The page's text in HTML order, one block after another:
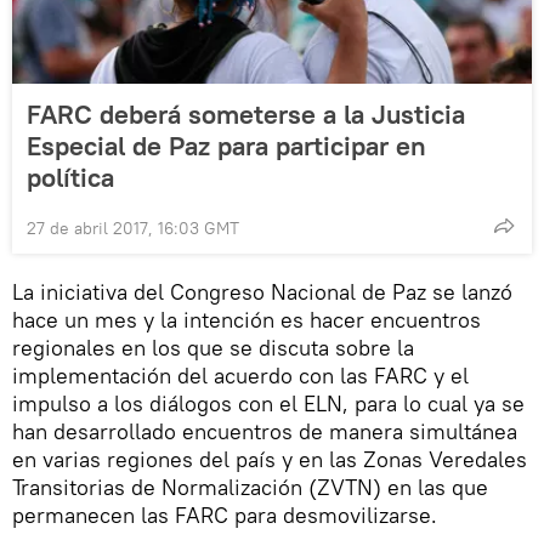
FARC deberá someterse a la Justicia
Especial de Paz para participar en
política
27 de abril 2017, 16:03 GMT
La iniciativa del Congreso Nacional de Paz se lanzó
hace un mes y la intención es hacer encuentros
regionales en los que se discuta sobre la
implementación del acuerdo con las FARC y el
impulso a los diálogos con el ELN, para lo cual ya se
han desarrollado encuentros de manera simultánea
en varias regiones del país y en las Zonas Veredales
Transitorias de Normalización (ZVTN) en las que
permanecen las FARC para desmovilizarse.